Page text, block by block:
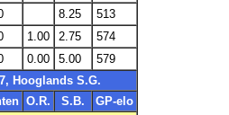
8.25
513
1.00 2.75
574
0.00 5.00
579
Hooglands S.G.
O.R. S.B.
GP-elo